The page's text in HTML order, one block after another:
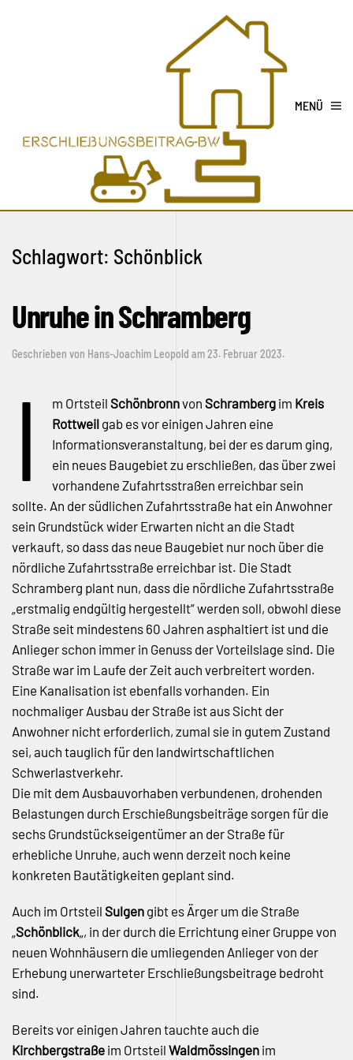
MENÜ
Schlagwort: Schönblick
Unruhe in Schramberg
Geschrieben von Hans-Joachim Leopold am23. Februar 2023.
I m OrtsteilSchönbronnvonSchramberg im Kreis
Rottweil gab es vor einigen Jahren eine
Informationsveranstaltung, bei der es darum ging,
ein neues Baugebiet zu erschließen, das über zwei
vorhandene Zufahrtsstraßen erreichbar sein
sollte. An der südlichen Zufahrtsstraße hat ein Anwohner
sein Grundstück wider Erwarten nicht an die Stadt
verkauft, so dass das neue Baugebiet nur noch über die
nördliche Zufahrtsstraße erreichbar ist. Die Stadt
Schramberg plant nun, dass die nördliche Zufahrtsstraße
„erstmalig endgültig hergestellt“ werden soll, obwohl diese
Straße seit mindestens 60 Jahren asphaltiert ist und die
Anlieger schon immer in Genuss der Vorteilslage sind. Die
Straße war im Laufe der Zeit auch verbreitert worden.
Eine Kanalisation ist ebenfalls vorhanden. Ein
nochmaliger Ausbau der Straße ist aus Sicht der
Anwohner nicht erforderlich, zumal sie in gutem Zustand
sei, auch tauglich für den landwirtschaftlichen
Schwerlastverkehr.
Die mit dem Ausbauvorhaben verbundenen, drohenden
Belastungen durch Erschießungsbeiträge sorgen für die
sechs Grundstückseigentümer an der Straße für
erhebliche Unruhe, auch wenn derzeit noch keine
konkreten Bautätigkeiten geplant sind.
Auch im Ortsteil Sulgen gibt es Ärger um die Straße
„Schönblick„, in der durch die Errichtung einer Gruppe von
neuen Wohnhäusern die umliegenden Anlieger von der
Erhebung unerwarteter Erschließungsbeitrage bedroht
sind.
Bereits vor einigen Jahren tauchte auch die
Kirchbergstraße im Ortsteil Waldmössingen im